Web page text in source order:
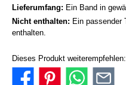
Lieferumfang: Ein Band in
Nicht enthalten: Ein passender
enthalten.
Dieses Produkt weiterempfehlen: